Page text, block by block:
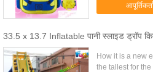
33.5 x 13.7 Inflatable पानी स्लाइड ड्रॉप
How it is a new
the tallest for